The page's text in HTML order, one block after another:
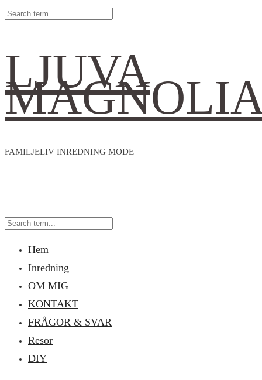
LJUVA
FAMILJELIV INREDNING MODE
Hem
Inredning
OM MIG
KONTAKT
FRÅGOR & SVAR
Resor
DIY